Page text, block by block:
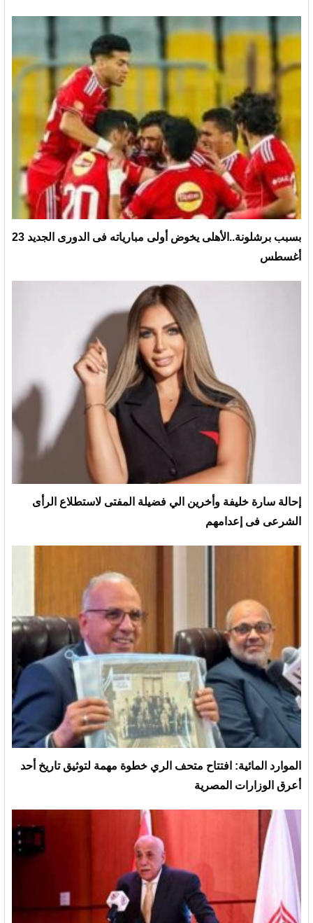
بسبب برشلونة..الأهلى يخوض أولى مبارياته فى الدورى الجديد 23
أغسطس
إحالة سارة خليفة وأخرين الي فضيلة المفتى لاستطلاع الرأى
الشرعى فى إعدامهم
الموارد المائية: افتتاح متحف الري خطوة مهمة لتوثيق تاريخ أحد
أعرق الوزارات المصرية